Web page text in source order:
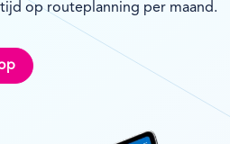
op routeplanning per maand.